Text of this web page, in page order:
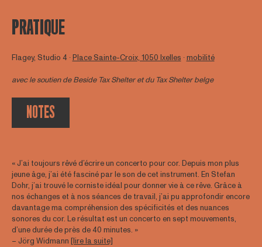
NOTES
PRATIQUE
Flagey, Studio 4 ∙Place Sainte-Croix, 1050 Ixelles ∙mobilité
avec le soutien deBeside Tax Shelteret du Tax Shelter belge
« J’ai toujours rêvé d’écrire un concerto pour cor. Depuis mon plus
jeune âge, j’ai été fasciné par le son de cet instrument. En Stefan
Dohr, j’ai trouvé le corniste idéal pour donner vie à ce rêve. Grâce à
nos échanges et à nos séances de travail, j’ai pu approfondir encore
davantage ma compréhension des spécificités et des nuances
sonores du cor. Le résultat est un concerto en sept mouvements,
d’une durée de près de 40 minutes. »
– Jörg Widmann [lire la suite]